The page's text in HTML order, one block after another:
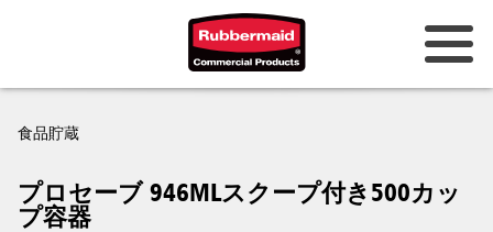
オーストラリアとニュージーラン
中国（CN）
食品貯蔵
プロセーブ 946MLスクープ付き500カッ
プ容器